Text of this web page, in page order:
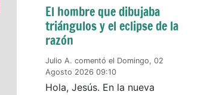
El hombre que dibujaba
triángulos y el eclipse de la
razón
Julio A. comentó el Domingo, 02
Agosto 2026 09:10
Hola, Jesús. En la nueva